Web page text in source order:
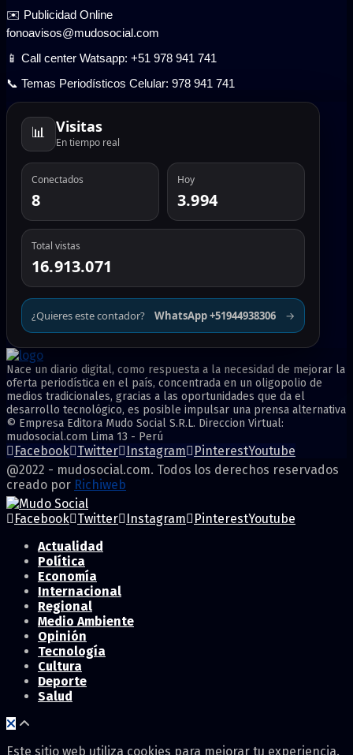
✉️ Publicidad Online
fonoavisos@mudosocial.com
📱 Call center Watsapp: +51 978 941 741
📞 Temas Periodísticos Celular: 978 941 741
📊 Visitas
En tiempo real
Conectados
8
Hoy
3.994
Total vistas
16.913.071
¿Quieres este contador? WhatsApp +51944938306 →
Nace un diario digital, como respuesta a la necesidad de mejorar la
oferta periodística en el país, concentrada en un oligopolio de
medios tradicionales, gracias a las oportunidades que da el
desarrollo tecnológico, es posible impulsar una prensa alternativa
© Empresa Editora Mudo Social S.R.L. Direccion Virtual:
mudosocial.com Lima 13 - Perú
Facebook Twitter Instagram PinterestYoutube
@2022 - mudosocial.com. Todos los derechos reservados
creado por Richiweb
Facebook Twitter Instagram PinterestYoutube
Actualidad
Política
Economía
Internacional
Regional
Medio Ambiente
Opinión
Tecnología
Cultura
Deporte
Salud
Este sitio web utiliza cookies para mejorar tu experiencia.